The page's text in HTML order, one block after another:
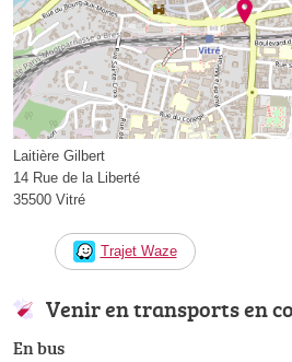
Laitière Gilbert
14 Rue de la Liberté
35500 Vitré
Trajet Waze
Venir en transports en
En bus